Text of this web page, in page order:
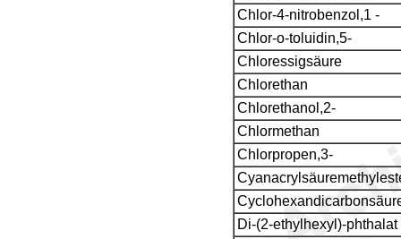
Chlor-4-nitrobenzol,1 -
Chlor-o-toluidin,5-
Chloressigsäure
Chlorethan
Chlorethanol,2-
Chlormethan
Chlorpropen,3-
Di-(2-ethylhexyl)-phthalat